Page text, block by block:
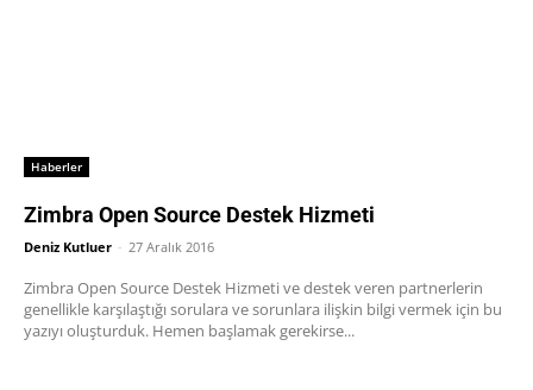
Haberler
Zimbra Open Source Destek Hizmeti
Deniz Kutluer - 27 Aralık 2016
Zimbra Open Source Destek Hizmeti ve destek veren partnerlerin
genellikle karşılaştığı sorulara ve sorunlara ilişkin bilgi vermek için bu
yazıyı oluşturduk. Hemen başlamak gerekirse...